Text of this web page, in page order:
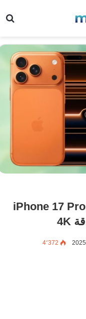
تحميل خلفيات iPhone 17 و iPhone 17 Pro
4٬372